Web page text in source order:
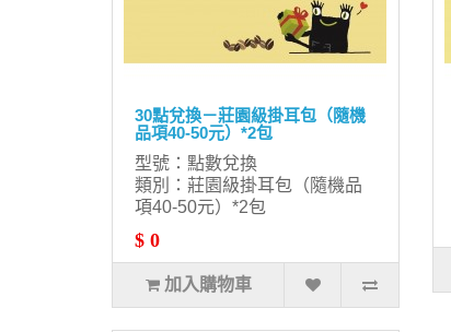
30點兌換－莊園級掛耳包（隨機
品項40-50元）*2包
型號：點數兌換
類別：莊園級掛耳包（隨機品
項40-50元）*2包
$ 0
加入購物車